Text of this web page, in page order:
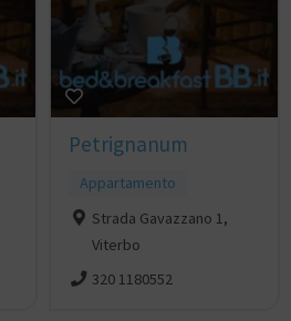
Petrignanum
Appartamento
Strada Gavazzano 1,
Viterbo
320 1180552